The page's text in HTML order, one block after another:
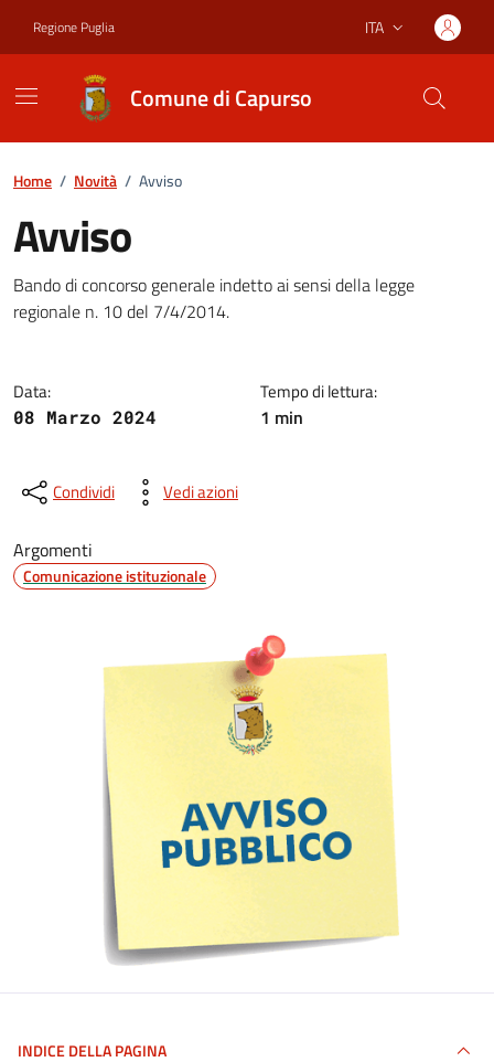
Regione Puglia Lingua attiva:
ITA
Comune di Capurso
Home / Novità / Avviso
Avviso
Dettagli della notizia
Bando di concorso generale indetto ai sensi della legge
regionale n. 10 del 7/4/2014.
Data:
08 Marzo 2024
Tempo di lettura:
1 min
Condividi Vedi azioni
Argomenti
Comunicazione istituzionale
INDICE DELLA PAGINA